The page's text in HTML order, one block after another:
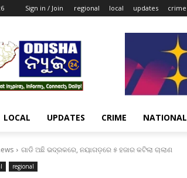
Sign in / Join regional local updates crime
LOCAL UPDATES CRIME NATIONAL
ଗାଡି ଅଛି ଭଦ୍ରକରେ, ନୟାଗଡ଼ରେ ୫ ହଜାର କଟିଲା ଚାଲାଣ
regional